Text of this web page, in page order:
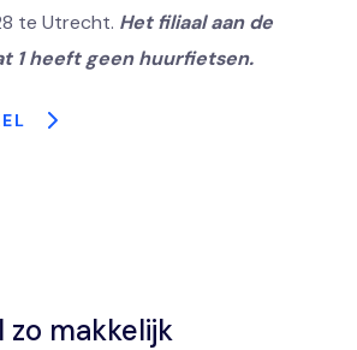
te Utrecht. Het filiaal aan de
1 heeft geen huurfietsen.
zo makkelijk